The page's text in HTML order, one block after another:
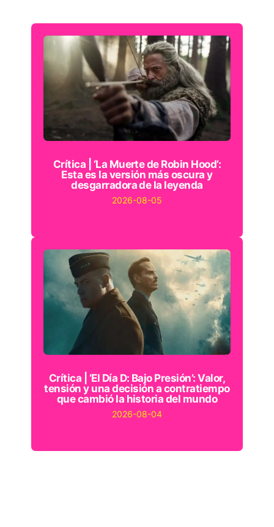
Crítica | ‘La Muerte de Robin Hood’:
Esta es la versión más oscura y
desgarradora de la leyenda
2026-08-05
Crítica | ‘El Día D: Bajo Presión’: Valor,
tensión y una decisión a contratiempo
que cambió la historia del mundo
2026-08-04